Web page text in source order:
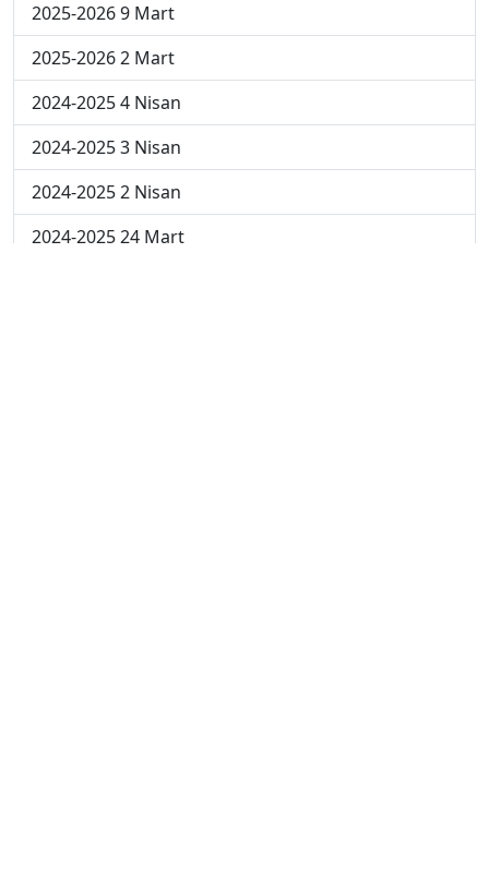
2025-2026 9 Mart
2025-2026 2 Mart
2024-2025 4 Nisan
2024-2025 3 Nisan
2024-2025 2 Nisan
2024-2025 24 Mart